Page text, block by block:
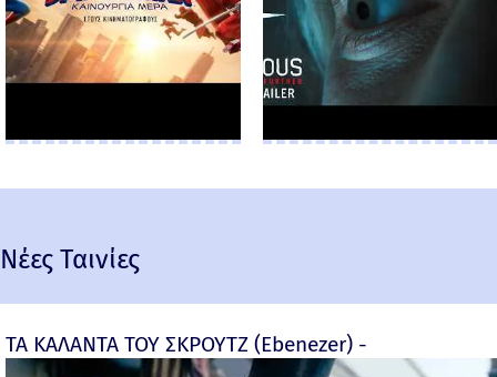
Νέες Ταινίες
ΤΑ ΚΑΛΑΝΤΑ ΤΟΥ ΣΚΡΟΥΤΖ (Ebenezer) -